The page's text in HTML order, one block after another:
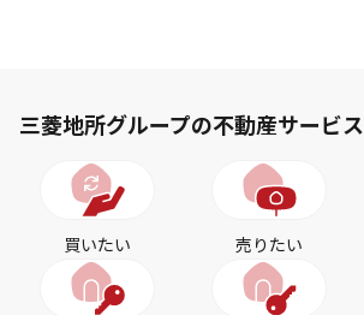
三菱地所グループの不動産サービス
買いたい 売りたい